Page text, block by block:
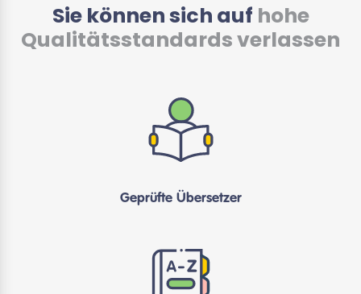
Sie können sich auf hohe
Qualitätsstandards verlassen
Geprüfte Übersetzer